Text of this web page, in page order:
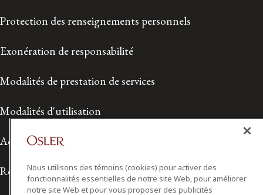
Protection des renseignements personnels
Exonération de responsabilité
Modalités de prestation de services
Modalités d'utilisation
Accessibilité
Relations avec les médias
Nous utilisons des témoins (cookies) pour activer des
fonctionnalités essentielles de notre site Web, pour améliorer
notre site Web et pour vous proposer des publicités